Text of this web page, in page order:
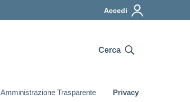
Accedi
Cerca
Amministrazione Trasparente Privacy